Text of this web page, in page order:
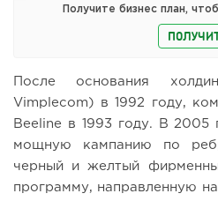
Получите бизнес план,
После основания
Vimplecom) в 1992 году,
Beeline в 1993 году. В 2005
мощную кампанию по
черный и желтый
программу, направленную